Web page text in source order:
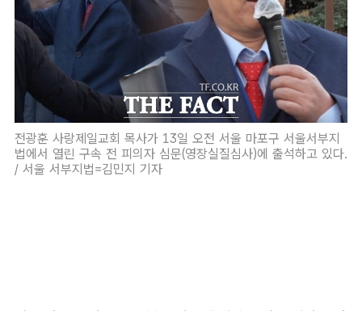
전광훈 사랑제일교회 목사가 13일 오전 서울 마포구 서울서부지
법에서 열린 구속 전 피의자 심문(영장실질심사)에 출석하고 있다.
/ 서울 서부지법=김민지 기자